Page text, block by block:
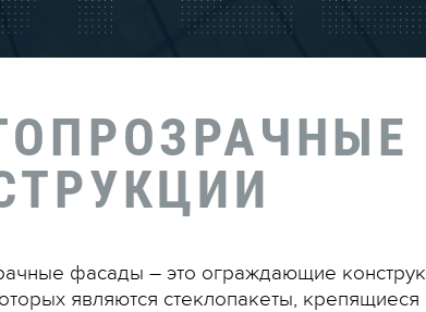
фасады – это ограждающие
являются стеклопакеты, крепящиеся